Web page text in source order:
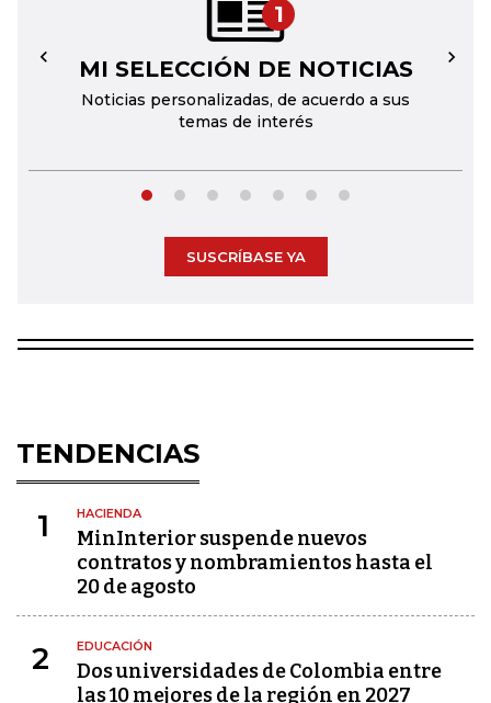
1
MI SELECCIÓN DE NOTICIAS
Noticias personalizadas, de acuerdo a sus
temas de interés
← →
SUSCRÍBASE YA
TENDENCIAS
1 HACIENDA
MinInterior suspende nuevos
contratos y nombramientos hasta el
20 de agosto
2 EDUCACIÓN
Dos universidades de Colombia entre
las 10 mejores de la región en 2027